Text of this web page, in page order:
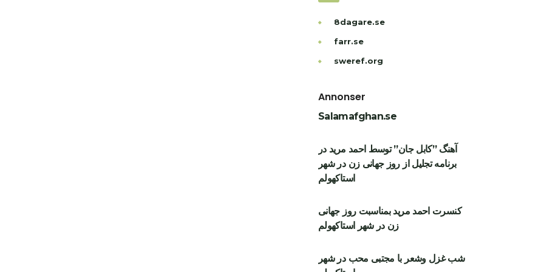
8dagare.se
farr.se
sweref.org
Annonser
Salamafghan.se
آهنگ ”کابل جان” توسط احمد مرید در
برنامه تجلیل از روز جهانی زن در شهر
استاکهولم
کنسرت احمد مرید بمناسبت روز جهانی
زن در شهر استاکهولم
شب غزل وشعر با مجتبی محب در شهر